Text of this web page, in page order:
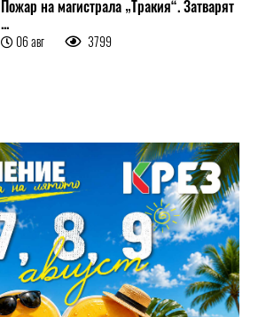
Пожар на магистрала „Тракия“. Затварят
...
06 авг 3799